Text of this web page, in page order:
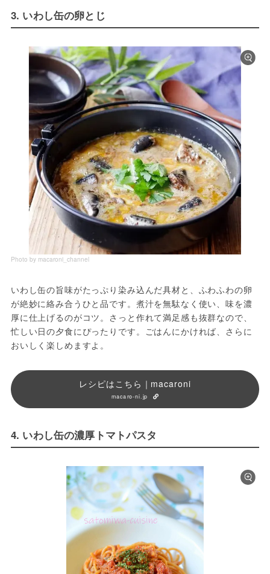
3. いわし缶の卵とじ
Photo by macaroni_channel
いわし缶の旨味がたっぷり染み込んだ具材と、ふわふわの卵
が絶妙に絡み合うひと品です。煮汁を無駄なく使い、味を濃
厚に仕上げるのがコツ。さっと作れて満足感も抜群なので、
忙しい日の夕食にぴったりです。ごはんにかければ、さらに
おいしく楽しめますよ。
レシピはこちら｜macaroni
macaro-ni.jp
4. いわし缶の濃厚トマトパスタ